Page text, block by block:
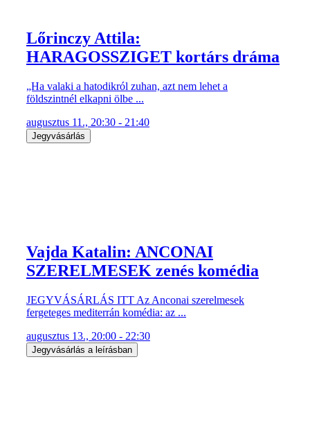
Lőrinczy Attila:
HARAGOSSZIGET kortárs dráma
„Ha valaki a hatodikról zuhan, azt nem lehet a
földszintnél elkapni ölbe ...
augusztus 11., 20:30 - 21:40
Jegyvásárlás
Vajda Katalin: ANCONAI
SZERELMESEK zenés komédia
JEGYVÁSÁRLÁS ITT Az Anconai szerelmesek
fergeteges mediterrán komédia: az ...
augusztus 13., 20:00 - 22:30
Jegyvásárlás a leírásban